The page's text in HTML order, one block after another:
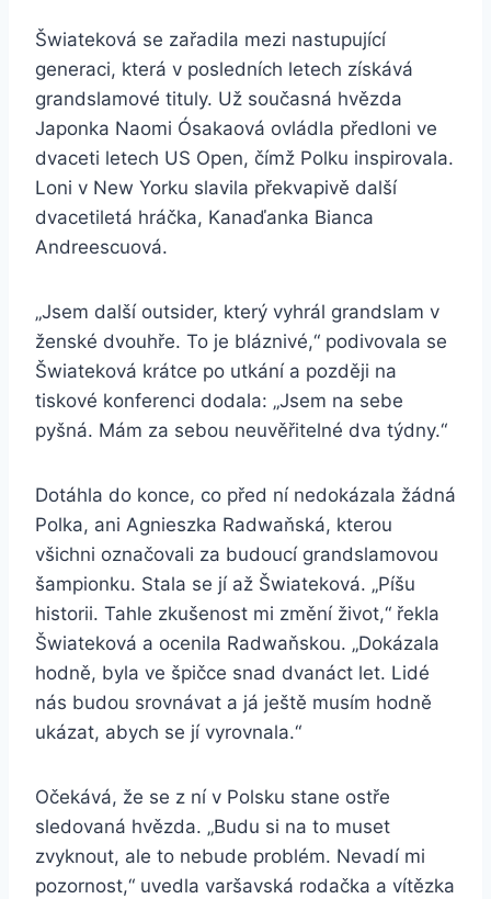
Šwiateková se zařadila mezi nastupující
generaci, která v posledních letech získává
grandslamové tituly. Už současná hvězda
Japonka Naomi Ósakaová ovládla předloni ve
dvaceti letech US Open, čímž Polku inspirovala.
Loni v New Yorku slavila překvapivě další
dvacetiletá hráčka, Kanaďanka Bianca
Andreescuová.
„Jsem další outsider, který vyhrál grandslam v
ženské dvouhře. To je bláznivé,“ podivovala se
Šwiateková krátce po utkání a později na
tiskové konferenci dodala: „Jsem na sebe
pyšná. Mám za sebou neuvěřitelné dva týdny.“
Dotáhla do konce, co před ní nedokázala žádná
Polka, ani Agnieszka Radwaňská, kterou
všichni označovali za budoucí grandslamovou
šampionku. Stala se jí až Šwiateková. „Píšu
historii. Tahle zkušenost mi změní život,“ řekla
Šwiateková a ocenila Radwaňskou. „Dokázala
hodně, byla ve špičce snad dvanáct let. Lidé
nás budou srovnávat a já ještě musím hodně
ukázat, abych se jí vyrovnala.“
Očekává, že se z ní v Polsku stane ostře
sledovaná hvězda. „Budu si na to muset
zvyknout, ale to nebude problém. Nevadí mi
pozornost,“ uvedla varšavská rodačka a vítězka